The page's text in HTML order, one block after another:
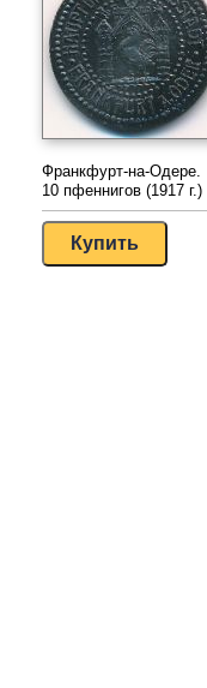
Франкфурт-на-Одере.
10 пфеннигов (1917 г.)